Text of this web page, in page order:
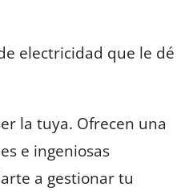
electricidad que le dé
la tuya. Ofrecen una
e ingeniosas
a gestionar tu